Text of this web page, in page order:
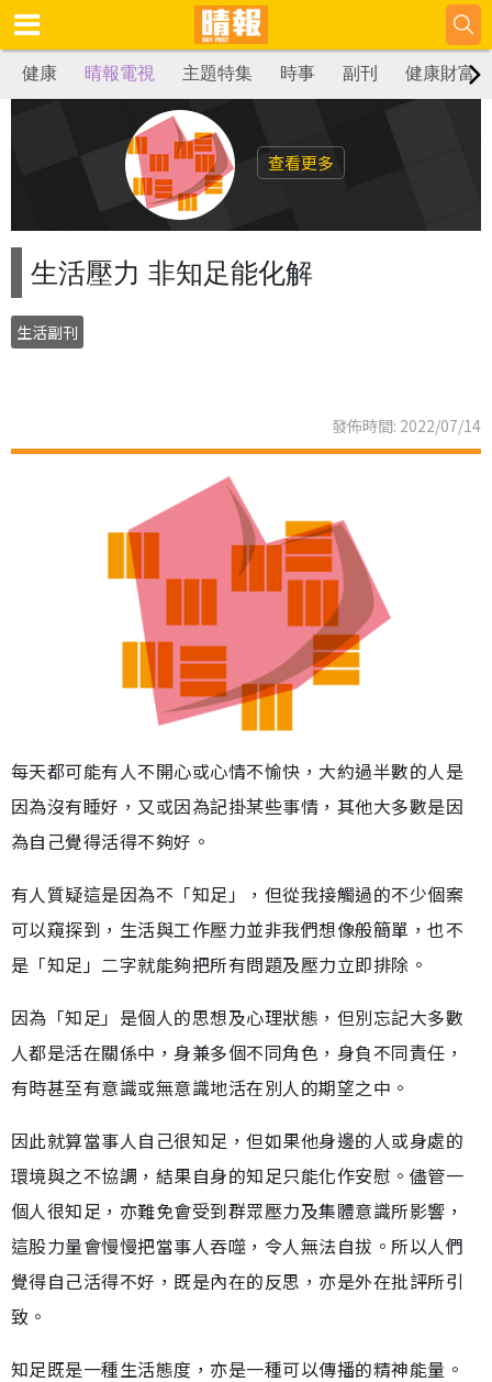
健康 晴報電視 主題特集 時事 副刊 健康財富
查看更多
生活壓力 非知足能化解
生活副刊
發佈時間: 2022/07/14
每天都可能有人不開心或心情不愉快，大約過半數的人是
因為沒有睡好，又或因為記掛某些事情，其他大多數是因
為自己覺得活得不夠好。
有人質疑這是因為不「知足」，但從我接觸過的不少個案
可以窺探到，生活與工作壓力並非我們想像般簡單，也不
是「知足」二字就能夠把所有問題及壓力立即排除。
因為「知足」是個人的思想及心理狀態，但別忘記大多數
人都是活在關係中，身兼多個不同角色，身負不同責任，
有時甚至有意識或無意識地活在別人的期望之中。
因此就算當事人自己很知足，但如果他身邊的人或身處的
環境與之不協調，結果自身的知足只能化作安慰。儘管一
個人很知足，亦難免會受到群眾壓力及集體意識所影響，
這股力量會慢慢把當事人吞噬，令人無法自拔。所以人們
覺得自己活得不好，既是內在的反思，亦是外在批評所引
致。
知足既是一種生活態度，亦是一種可以傳播的精神能量。